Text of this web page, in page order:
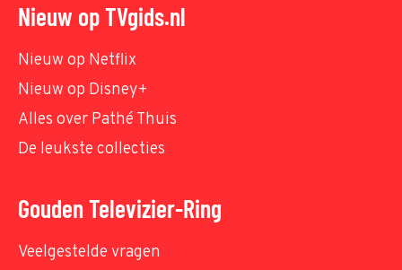
Nieuw op TVgids.nl
Nieuw op Netflix
Nieuw op Disney+
Alles over Pathé Thuis
De leukste collecties
Gouden Televizier-Ring
Veelgestelde vragen